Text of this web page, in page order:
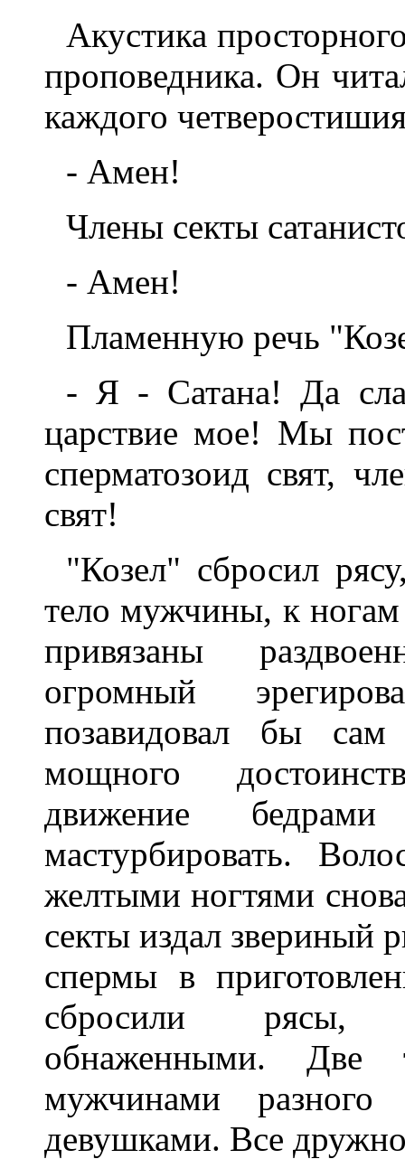
Акустика
проповедника. Он
каждого
- Амен!
Члены секты
- Амен!
Пламенную речь
- Я - Сатана! Да
царствие мое! Мы
сперматозоид свят,
свят!
"Козел" сбросил
тело мужчины, к ногам
привязаны
огромный
позавидовал бы
мощного
движение
мастурбировать.
желтыми ногтями
секты издал звериный
спермы в
сбросили рясы,
обнаженными. Две
мужчинами
девушками. Все